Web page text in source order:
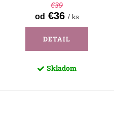
€39
od €36 / ks
DETAIL
Skladom